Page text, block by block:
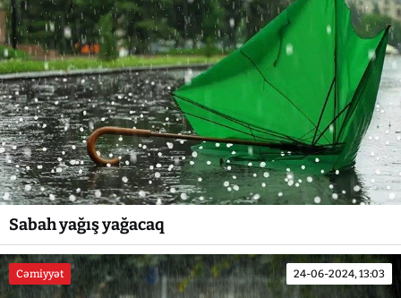
Sabah yağış yağacaq
Cəmiyyət 24-06-2024, 13:03